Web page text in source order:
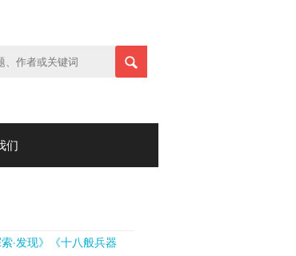
们
·发现》《十八般兵器